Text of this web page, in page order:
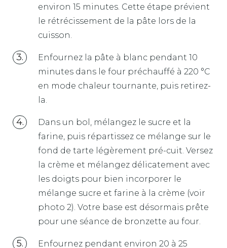
environ 15 minutes. Cette étape prévient
le rétrécissement de la pâte lors de la
cuisson.
Enfournez la pâte à blanc pendant 10
minutes dans le four préchauffé à 220 °C
en mode chaleur tournante, puis retirez-
la.
Dans un bol, mélangez le sucre et la
farine, puis répartissez ce mélange sur le
fond de tarte légèrement pré-cuit. Versez
la crème et mélangez délicatement avec
les doigts pour bien incorporer le
mélange sucre et farine à la crème (voir
photo 2). Votre base est désormais prête
pour une séance de bronzette au four.
Enfournez pendant environ 20 à 25